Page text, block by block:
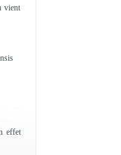
vient
effet